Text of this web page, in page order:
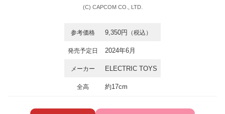
(C) CAPCOM CO., LTD.
参考価格 9,350円 （税込）
発売予定日 2024年6月
メーカー ELECTRIC TOYS
全高 約17cm